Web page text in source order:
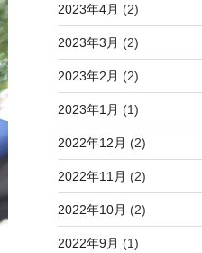
2023年4月 (2)
2023年3月 (2)
2023年2月 (2)
2023年1月 (1)
2022年12月 (2)
2022年11月 (2)
2022年10月 (2)
2022年9月 (1)